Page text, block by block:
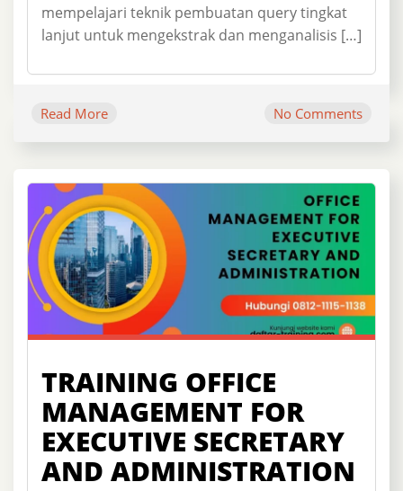
mempelajari teknik pembuatan query tingkat
lanjut untuk mengekstrak dan menganalisis […]
Read More No Comments
TRAINING OFFICE
MANAGEMENT FOR
EXECUTIVE SECRETARY
AND ADMINISTRATION